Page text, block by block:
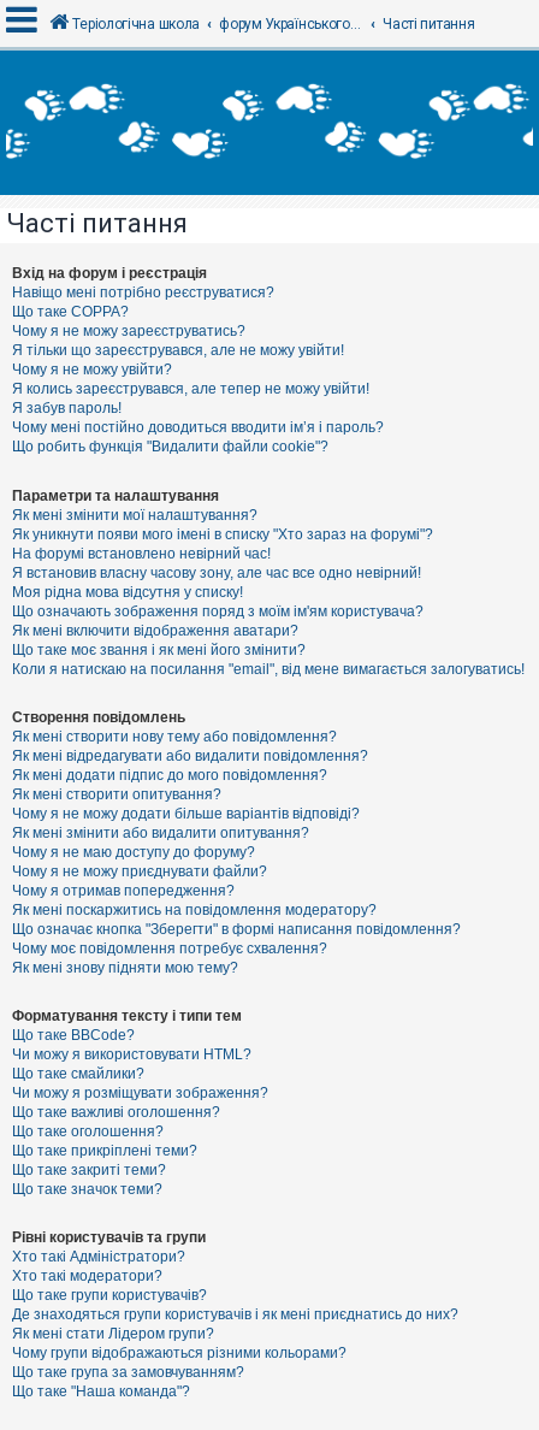
х
і
Р
є
с
т
р
а
ц
і
я
Т
м
и
б
е
з
в
і
д
п
о
в
і
е
й
А
к
т
и
в
н
і
т
е
м
и
П
о
ш
у
к
Д
о
п
о
г
а
Теріологічна школа форум Українського теріологічного товариства Часті питання
Часті питання
Вхід на форум і реєстрація
Навіщо мені потрібно реєструватися?
Що таке COPPA?
Чому я не можу зареєструватись?
Я тільки що зареєструвався, але не можу увійти!
Чому я не можу увійти?
Я колись зареєструвався, але тепер не можу увійти!
Я забув пароль!
Чому мені постійно доводиться вводити ім’я і пароль?
Що робить функція "Видалити файли cookie"?
Параметри та налаштування
Як мені змінити мої налаштування?
Як уникнути появи мого імені в списку "Хто зараз на форумі"?
На форумі встановлено невірний час!
Я встановив власну часову зону, але час все одно невірний!
Моя рідна мова відсутня у списку!
Що означають зображення поряд з моїм ім'ям користувача?
Як мені включити відображення аватари?
Що таке моє звання і як мені його змінити?
Коли я натискаю на посилання "email", від мене вимагається залогуватись!
Створення повідомлень
Як мені створити нову тему або повідомлення?
Як мені відредагувати або видалити повідомлення?
Як мені додати підпис до мого повідомлення?
Як мені створити опитування?
Чому я не можу додати більше варіантів відповіді?
Як мені змінити або видалити опитування?
Чому я не маю доступу до форуму?
Чому я не можу приєднувати файли?
Чому я отримав попередження?
Як мені поскаржитись на повідомлення модератору?
Що означає кнопка "Зберегти" в формі написання повідомлення?
Чому моє повідомлення потребує схвалення?
Як мені знову підняти мою тему?
Форматування тексту і типи тем
Що таке BBCode?
Чи можу я використовувати HTML?
Що таке смайлики?
Чи можу я розміщувати зображення?
Що таке важливі оголошення?
Що таке оголошення?
Що таке прикріплені теми?
Що таке закриті теми?
Що таке значок теми?
Рівні користувачів та групи
Хто такі Адміністратори?
Хто такі модератори?
Що таке групи користувачів?
Де знаходяться групи користувачів і як мені приєднатись до них?
Як мені стати Лідером групи?
Чому групи відображаються різними кольорами?
Що таке група за замовчуванням?
Що таке "Наша команда"?